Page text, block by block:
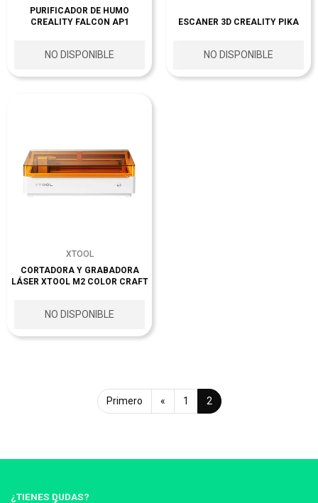
PURIFICADOR DE HUMO
CREALITY FALCON AP1
NO DISPONIBLE
ESCANER 3D CREALITY PIKA
NO DISPONIBLE
XTOOL
CORTADORA Y GRABADORA
LÁSER XTOOL M2 COLOR CRAFT
NO DISPONIBLE
Primero « 1 2
¿TIENES DUDAS?